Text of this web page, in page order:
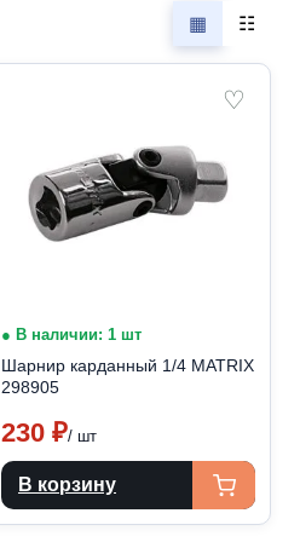
▦ ☷
♡
● В наличии: 1 шт
Шарнир карданный 1/4 MATRIX
298905
230 ₽/ шт
В корзину